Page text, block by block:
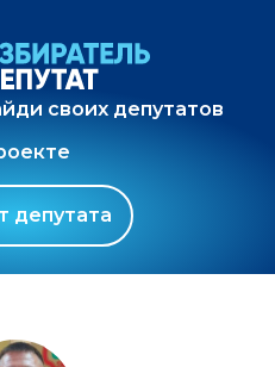
своих депутатов
депутата